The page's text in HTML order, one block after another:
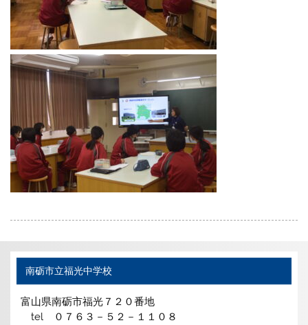
南砺市立福光中学校
富山県南砺市福光７２０番地
tel ０７６３－５２－１１０８